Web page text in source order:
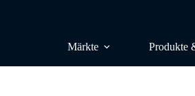
Märkte Produkte